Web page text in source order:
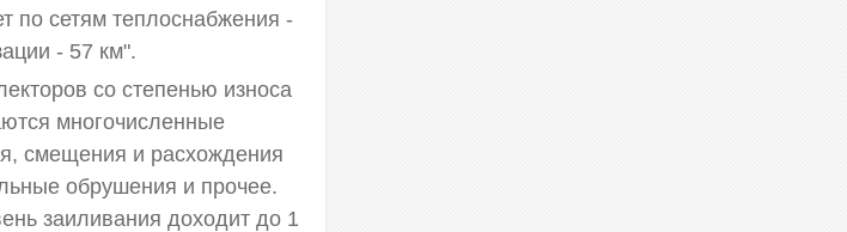
по сетям теплоснабжения -
- 57 км".
со степенью износа
многочисленные
смещения и расхождения
обрушения и прочее.
заиливания доходит до 1